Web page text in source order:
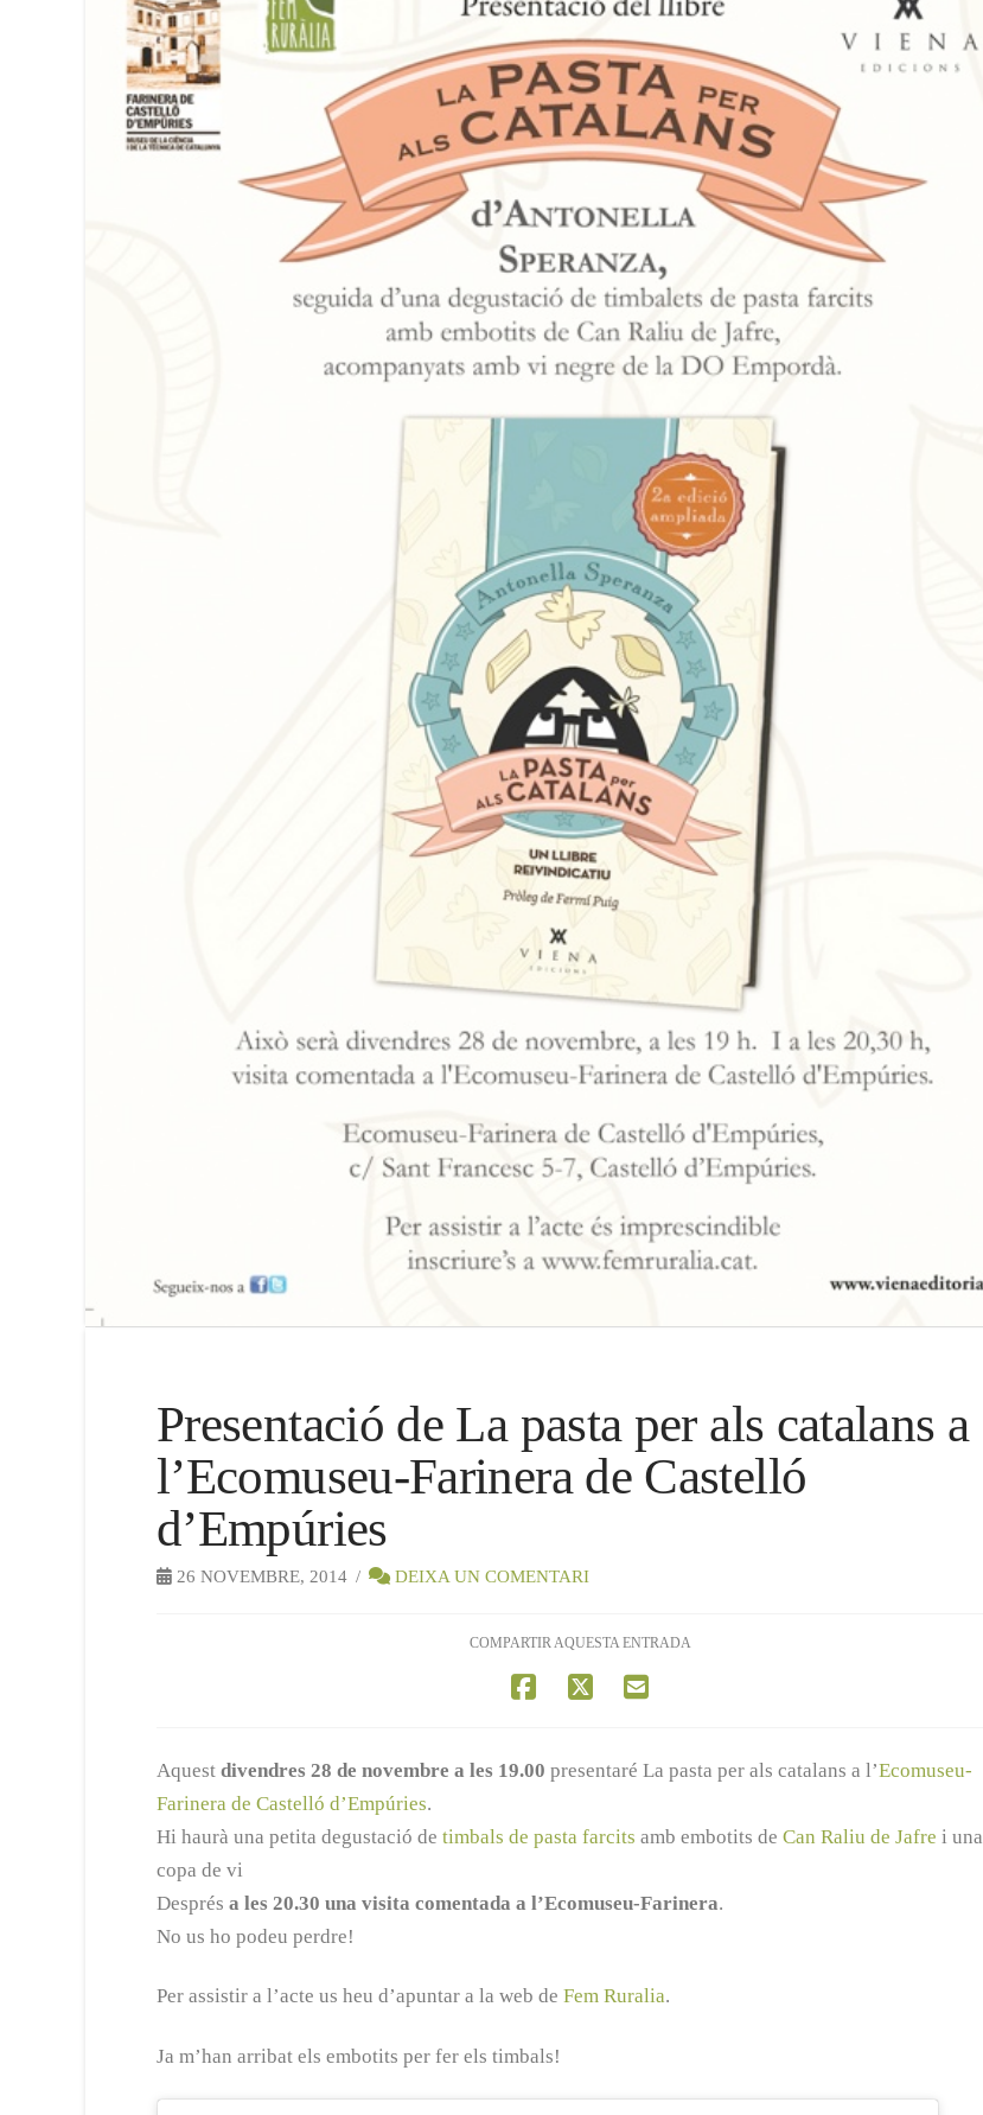
Presentació de La pasta per als catalans a
l’Ecomuseu-Farinera de Castelló
d’Empúries
26 NOVEMBRE, 2014 DEIXA UN COMENTARI
COMPARTIR AQUESTA ENTRADA
Aquest divendres 28 de novembre a les 19.00 presentaré La pasta per als catalans a l’Ecomuseu-
Farinera de Castelló d’Empúries.
Hi haurà una petita degustació de timbals de pasta farcits amb embotits de Can Raliu de Jafre i una
copa de vi
Després a les 20.30 una visita comentada a l’Ecomuseu-Farinera.
No us ho podeu perdre!
Per assistir a l’acte us heu d’apuntar a la web de Fem Ruralia.
Ja m’han arribat els embotits per fer els timbals!